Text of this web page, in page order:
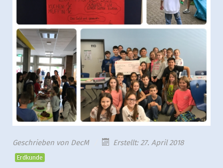
Geschrieben von DecM Erstellt: 27. April 2018
Erdkunde